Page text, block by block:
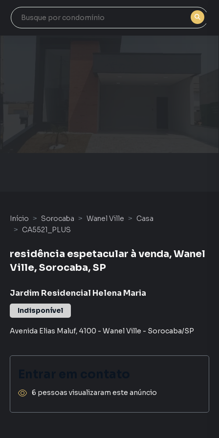
Início Sorocaba Wanel Ville
Casa
CA5521_PLUS
residência espetacular à venda, Wanel
Ville, Sorocaba, SP
Jardim Residencial Helena Maria
Indisponível
Avenida Elias Maluf, 4100 - Wanel Ville - Sorocaba/SP
6 pessoas visualizaram este anúncio